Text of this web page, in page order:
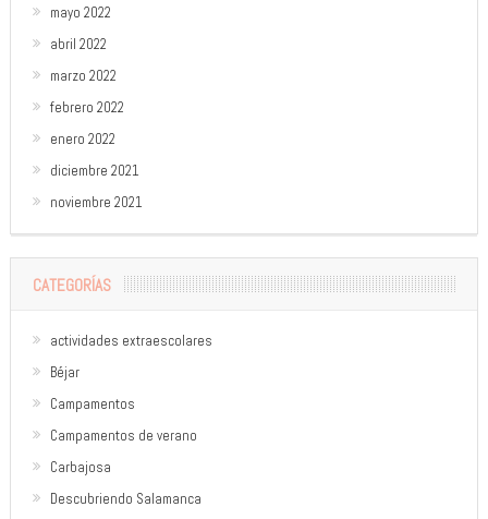
mayo 2022
abril 2022
marzo 2022
febrero 2022
enero 2022
diciembre 2021
noviembre 2021
CATEGORÍAS
actividades extraescolares
Béjar
Campamentos
Campamentos de verano
Carbajosa
Descubriendo Salamanca